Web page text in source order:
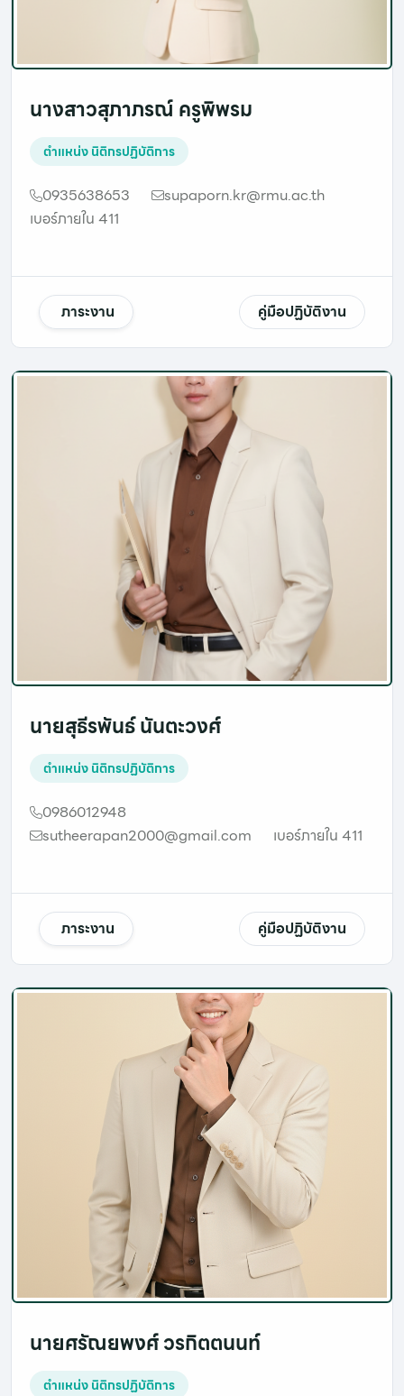
นางสาวสุภาภรณ์ ครูพิพรม
ตำแหน่งนิติกรปฏิบัติการ
0935638653
supaporn.kr@rmu.ac.th
เบอร์ภายใน 411
ภาระงาน คู่มือปฏิบัติงาน
นายสุธีรพันธ์ นันตะวงศ์
ตำแหน่งนิติกรปฏิบัติการ
0986012948
sutheerapan2000@gmail.com
เบอร์ภายใน 411
ภาระงาน คู่มือปฏิบัติงาน
นายศรัณยพงศ์ วรกิตตนนท์
ตำแหน่งนิติกรปฏิบัติการ